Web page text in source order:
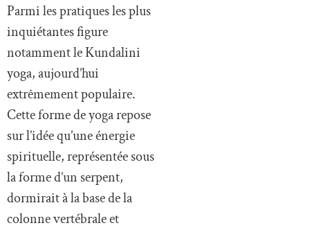
Parmi les pratiques les plus
inquiétantes figure
notamment le Kundalini
yoga, aujourd’hui
extrêmement populaire.
Cette forme de yoga repose
sur l’idée qu’une énergie
spirituelle, représentée sous
la forme d’un serpent,
dormirait à la base de la
colonne vertébrale et